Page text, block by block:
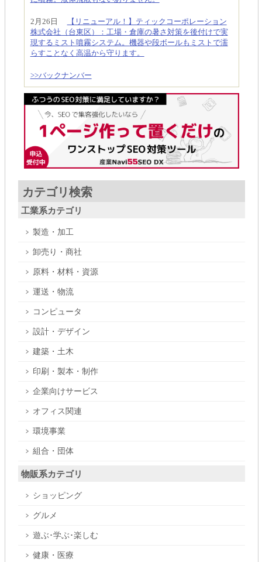
2月26日
【リニューアル！】ティックコーポレーション
株式会社（台東区）：工場・倉庫の暑さ対策を後付けで実
現するミスト噴霧システム。機器や段ボールもミストで濡
らすことなく高温から守ります。
>>バックナンバー
カテゴリ検索
工業系カテゴリ
製造・加工
卸売り・商社
原料・材料・資源
運送・物流
コンピュータ
設計・デザイン
建築・土木
印刷・製本・制作
企業向けサービス
オフィス関連
環境事業
組合・団体
物販系カテゴリ
ショッピング
グルメ
遊ぶ･学ぶ･楽しむ
健康・医療